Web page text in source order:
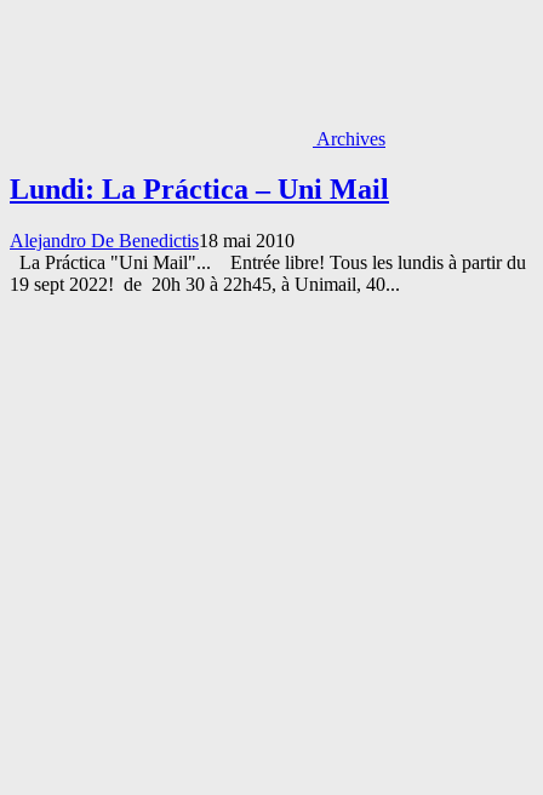
Archives
Lundi: La Práctica – Uni Mail
Alejandro De Benedictis18 mai 2010
La Práctica "Uni Mail"... Entrée libre! Tous les lundis à partir du
19 sept 2022! de 20h 30 à 22h45, à Unimail, 40...